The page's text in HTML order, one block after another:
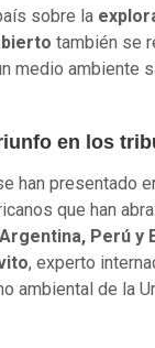
sobre la
también se
medio ambiente
en los
han presentado
que han
Perú y
, experto
ambiental de la